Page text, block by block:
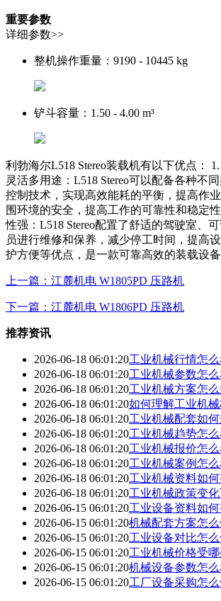
重要参数
详细参数>>
整机操作重量： 9190 - 10445 kg
铲斗容量： 1.50 - 4.00 m³
利勃海尔L518 Stereo装载机有以下优点：
灵活多用途：L518 Stereo可以配备各种不
控制技术，实现高效能耗的平衡，提高作
围环境的安全，提高工作的可靠性和稳定
性强：L518 Stereo配置了舒适的驾驶室、
员进行维修和保养，减少停工时间，提高
护方便等优点，是一款可靠高效的装载设备
上一篇：江麓机电 W1805PD 压路机
下一篇：江麓机电 W1806PD 压路机
推荐资讯
2026-06-18 06:01:20工业机械行情怎
2026-06-18 06:01:20工业机械参数怎
2026-06-18 06:01:20工业机械方案怎
2026-06-18 06:01:20如何理解工业机
2026-06-18 06:01:20工业机械配套如
2026-06-18 06:01:20工业机械趋势怎
2026-06-18 06:01:20工业机械报价怎
2026-06-18 06:01:20工业机械案例怎
2026-06-18 06:01:20工业机械资料如
2026-06-18 06:01:20工业机械政策变
2026-06-15 06:01:20工业设备资料如
2026-06-15 06:01:20机械配套方案怎
2026-06-15 06:01:20工业设备对比怎
2026-06-15 06:01:20工业机械价格受
2026-06-15 06:01:20机械设备参数怎
2026-06-15 06:01:20工厂设备采购怎